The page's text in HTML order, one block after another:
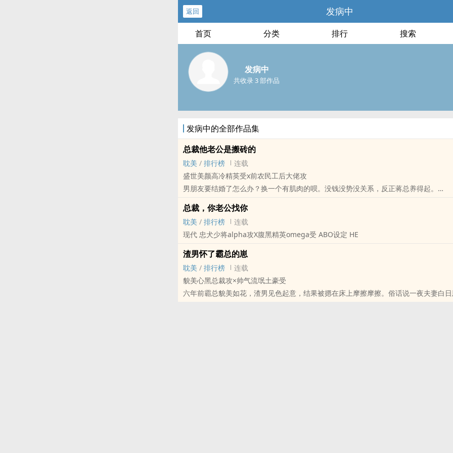
返回 发病中
首页 分类 排行 搜索
发病中
共收录 3 部作品
发病中的全部作品集
总裁他老公是搬砖的
耽美 / 排行榜
连载
盛世美颜高冷精英受x前农民工后大佬攻
男朋友要结婚了怎么办？换一个有肌肉的呗。没钱没势没关系，反正蒋总养得起。
婚变终于来临，众狗仔已想好标题“功成名就终抛妻，农民工和精英男童话破碎”、“刘大
得不说的爱情悲剧”、“嫁人为什么要嫁有钱人”……
记者：刘大佬，您终于忍受不了蒋玉斌蛮横无理，挥霍无度，还有个来路不明的私生子
刘大佬：滚你丫的，老子才是受害者，他准备拿着老子的钱养新的肌肉男啦！
记者：……那您准备怎么办呢？
刘大佬：唉，谁让我年老色衰了呢，明天就回工地搬砖吧。
总裁，你老公找你
耽美 / 排行榜
连载
现代 忠犬少将alpha攻X腹黑精英omega受 ABO设定 HE
渣男怀了霸总的崽
耽美 / 排行榜
连载
貌美心黑总裁攻×帅气流氓土豪受
六年前霸总貌美如花，渣男见色起意，结果被摁在床上摩擦摩擦。俗话说一夜夫妻白日